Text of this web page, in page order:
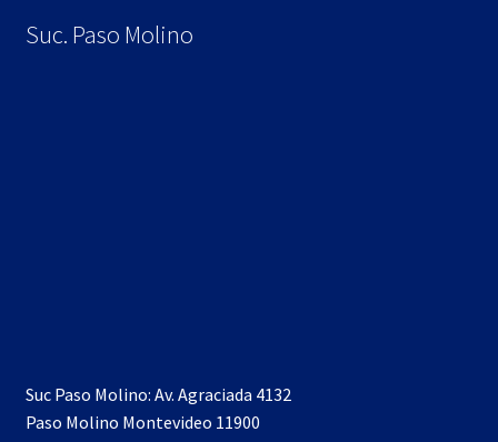
Suc. Paso Molino
Suc Paso Molino: Av. Agraciada 4132
Paso Molino Montevideo 11900